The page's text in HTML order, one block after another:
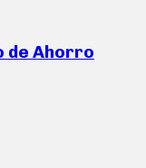
de Ahorro